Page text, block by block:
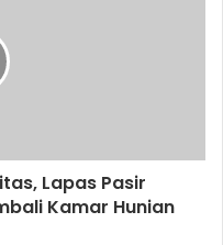
Lapas Pasir
Kamar Hunian